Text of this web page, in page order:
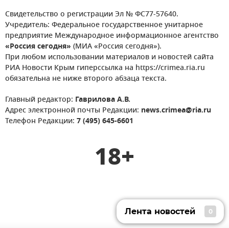
Свидетельство о регистрации Эл № ФС77-57640.
Учредитель: Федеральное государственное унитарное
предприятие Международное информационное агентство
«Россия сегодня» (МИА «Россия сегодня»).
При любом использовании материалов и новостей сайта
РИА Новости Крым гиперссылка на https://crimea.ria.ru
обязательна не ниже второго абзаца текста.
Главный редактор: Гаврилова А.В.
Адрес электронной почты Редакции: news.crimea@ria.ru
Телефон Редакции: 7 (495) 645-6601
18+
Лента новостей 0
Лента новостей